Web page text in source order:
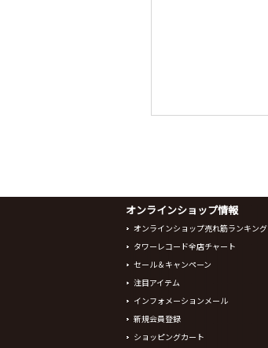
オンラインショップ情報
オンラインショップ売れ筋ランキング
タワーレコード全店チャート
セール＆キャンペーン
注目アイテム
インフォメーションメール
新規会員登録
ショッピングカート